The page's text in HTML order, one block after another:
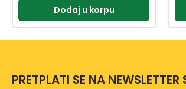
Dodaj u korpu
PRETPLATI SE NA NEWSLETTER